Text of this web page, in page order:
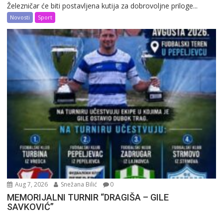
Železničar će biti postavljena kutija za dobrovoljne priloge...
Novosti Sport
Aug 7, 2026 Snežana Bilić 0
MEMORIJALNI TURNIR “DRAGIŠA – GILE
SAVKOVIĆ”